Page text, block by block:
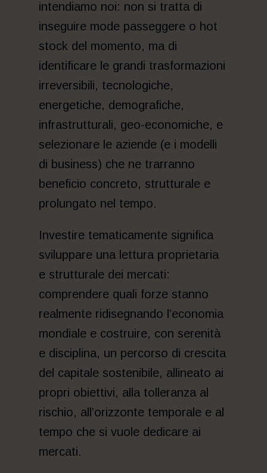
intendiamo noi: non si tratta di
inseguire mode passeggere o hot
stock del momento, ma di
identificare le grandi trasformazioni
irreversibili, tecnologiche,
energetiche, demografiche,
infrastrutturali, geo-economiche, e
selezionare le aziende (e i modelli
di business) che ne trarranno
beneficio concreto, strutturale e
prolungato nel tempo.
Investire tematicamente significa
sviluppare una lettura proprietaria
e strutturale dei mercati:
comprendere quali forze stanno
realmente ridisegnando l’economia
mondiale e costruire, con serenità
e disciplina, un percorso di crescita
del capitale sostenibile, allineato ai
propri obiettivi, alla tolleranza al
rischio, all’orizzonte temporale e al
tempo che si vuole dedicare ai
mercati.